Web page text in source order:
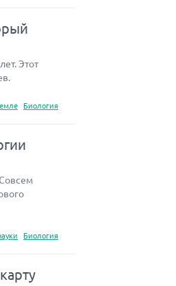
Этот
Биология
Биология